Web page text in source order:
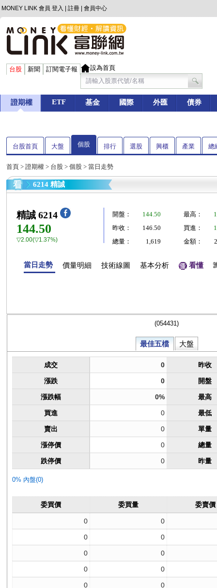
MONEY LINK 會員 登入 註冊 會員中心
台股 新聞 訂閱電子報 設為首頁
證期權 ETF 基金 國際 外匯 債券
台股首頁 大盤 個股 排行 選股 興櫃 產業 總
首頁 > 證期權 > 台股 > 個股 > 當日走勢
6214 精誠
精誠 6214
144.50
▽2.00(▽1.37%)
開盤： 144.50 最高：
昨收：
146.50 買進：
總量：
1,619 金額：
當日走勢 價量明細 技術線圖 基本分析 看懂